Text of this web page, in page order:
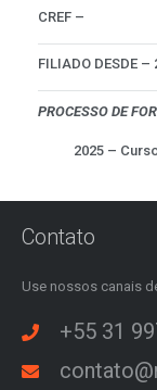
CREF –
FILIADO DESDE –
PROCESSO DE
2025 –
Contato
Use nossos canais
+55 31